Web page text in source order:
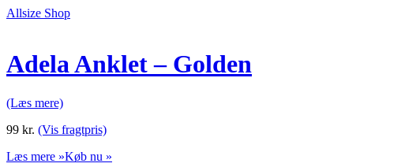
Allsize Shop
Adela Anklet – Golden
(Læs mere)
99 kr. (Vis fragtpris)
Læs mere »Køb nu »